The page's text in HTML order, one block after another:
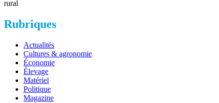
rural
Rubriques
Actualités
Cultures & agronomie
Économie
Élevage
Matériel
Politique
Magazine